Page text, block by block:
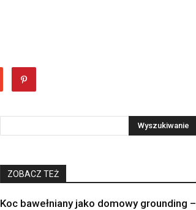
ZOBACZ TEŻ
Koc bawełniany jako domowy grounding –